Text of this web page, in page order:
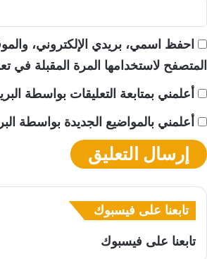
احفظ اسمي، بريدي الإلكتروني،
المتصفح لاستخدامها المرة المقبلة في
أعلمني بمتابعة التعليقات بواسطة
أعلمني بالمواضيع الجديدة بواسطة
تابعنا على فيسبوك
تابعنا على فيسبوك